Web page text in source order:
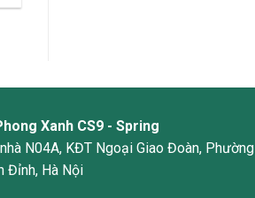
Xanh CS9 - Spring
N04A, KĐT Ngoại Giao Đoàn, Phường
Đỉnh, Hà Nội